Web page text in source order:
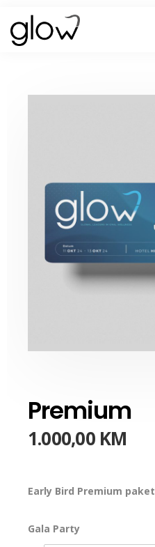
Premium
1.000,00 KM
Early Bird Premium paket
Gala Party